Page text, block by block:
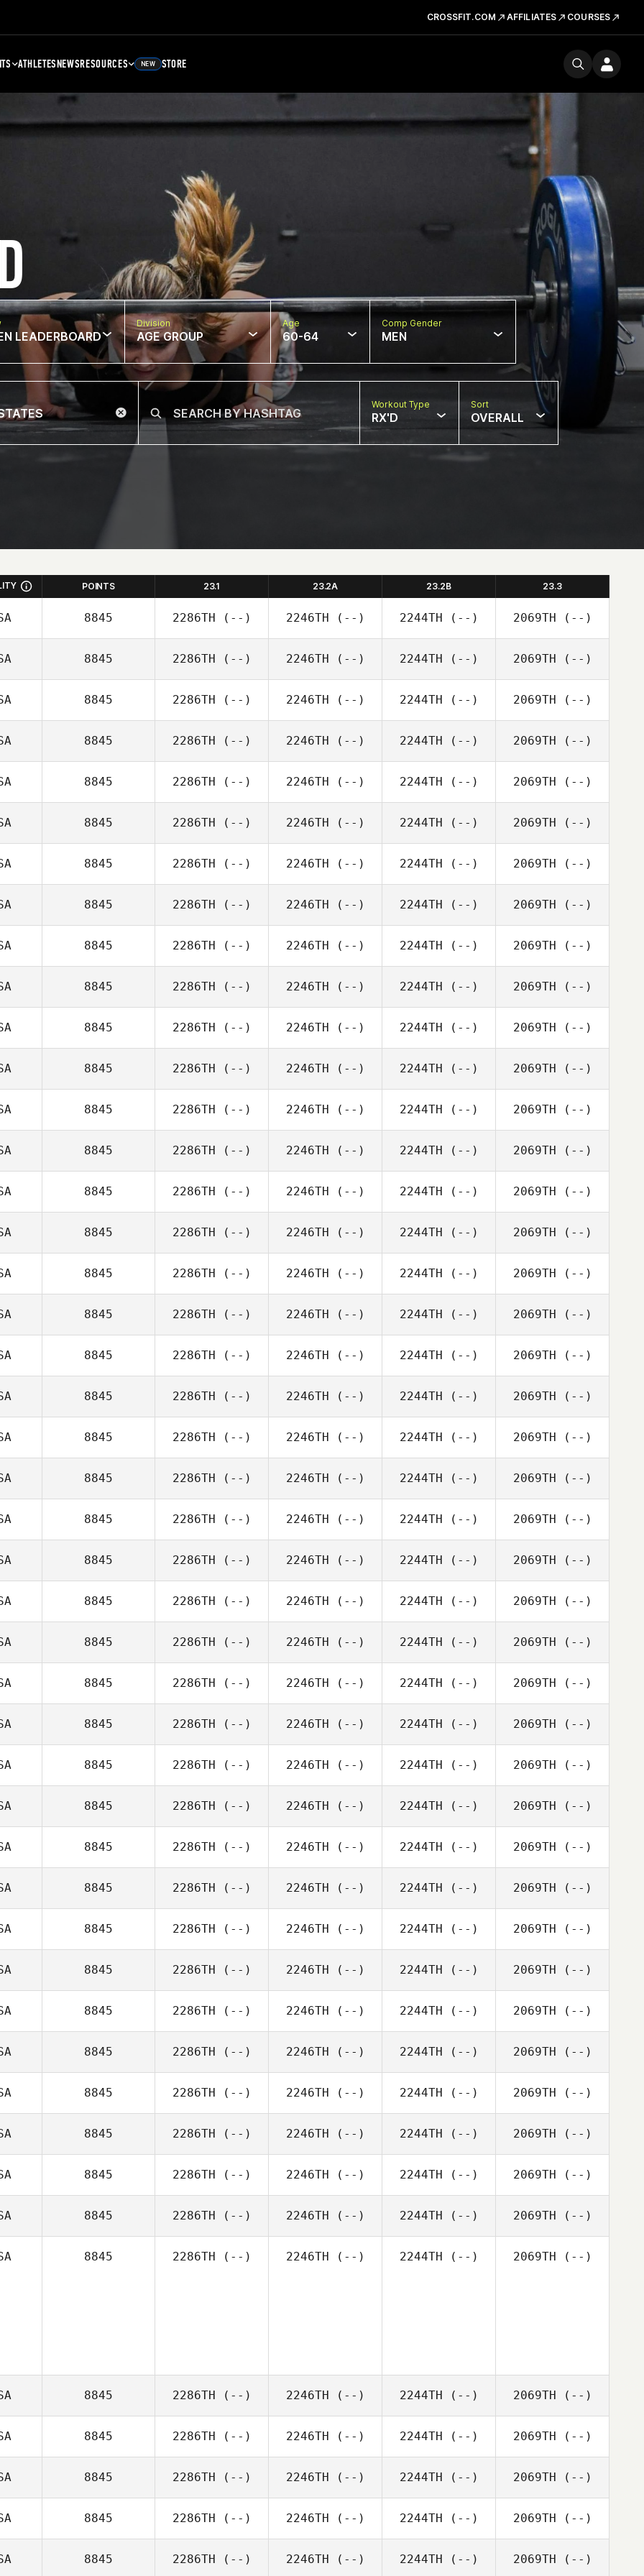
CROSSFIT.COM AFFILIATES COURSES
ATHLETESNEWSRESOURCES NEW STORE
LEADERBOARD
Division
AGE GROUP
Age
60-64
Comp Gender
MEN
Workout Type
RX'D
Sort
OVERALL
POINTS 23.1 23.2A 23.2B 23.3
8845 2286TH (--) 2246TH (--) 2244TH (--) 2069TH (--)
8845 2286TH (--) 2246TH (--) 2244TH (--) 2069TH (--)
8845 2286TH (--) 2246TH (--) 2244TH (--) 2069TH (--)
8845 2286TH (--) 2246TH (--) 2244TH (--) 2069TH (--)
8845 2286TH (--) 2246TH (--) 2244TH (--) 2069TH (--)
8845 2286TH (--) 2246TH (--) 2244TH (--) 2069TH (--)
8845 2286TH (--) 2246TH (--) 2244TH (--) 2069TH (--)
8845 2286TH (--) 2246TH (--) 2244TH (--) 2069TH (--)
8845 2286TH (--) 2246TH (--) 2244TH (--) 2069TH (--)
8845 2286TH (--) 2246TH (--) 2244TH (--) 2069TH (--)
8845 2286TH (--) 2246TH (--) 2244TH (--) 2069TH (--)
8845 2286TH (--) 2246TH (--) 2244TH (--) 2069TH (--)
8845 2286TH (--) 2246TH (--) 2244TH (--) 2069TH (--)
8845 2286TH (--) 2246TH (--) 2244TH (--) 2069TH (--)
8845 2286TH (--) 2246TH (--) 2244TH (--) 2069TH (--)
8845 2286TH (--) 2246TH (--) 2244TH (--) 2069TH (--)
8845 2286TH (--) 2246TH (--) 2244TH (--) 2069TH (--)
8845 2286TH (--) 2246TH (--) 2244TH (--) 2069TH (--)
8845 2286TH (--) 2246TH (--) 2244TH (--) 2069TH (--)
8845 2286TH (--) 2246TH (--) 2244TH (--) 2069TH (--)
8845 2286TH (--) 2246TH (--) 2244TH (--) 2069TH (--)
8845 2286TH (--) 2246TH (--) 2244TH (--) 2069TH (--)
8845 2286TH (--) 2246TH (--) 2244TH (--) 2069TH (--)
8845 2286TH (--) 2246TH (--) 2244TH (--) 2069TH (--)
8845 2286TH (--) 2246TH (--) 2244TH (--) 2069TH (--)
8845 2286TH (--) 2246TH (--) 2244TH (--) 2069TH (--)
8845 2286TH (--) 2246TH (--) 2244TH (--) 2069TH (--)
8845 2286TH (--) 2246TH (--) 2244TH (--) 2069TH (--)
8845 2286TH (--) 2246TH (--) 2244TH (--) 2069TH (--)
8845 2286TH (--) 2246TH (--) 2244TH (--) 2069TH (--)
8845 2286TH (--) 2246TH (--) 2244TH (--) 2069TH (--)
8845 2286TH (--) 2246TH (--) 2244TH (--) 2069TH (--)
8845 2286TH (--) 2246TH (--) 2244TH (--) 2069TH (--)
8845 2286TH (--) 2246TH (--) 2244TH (--) 2069TH (--)
8845 2286TH (--) 2246TH (--) 2244TH (--) 2069TH (--)
8845 2286TH (--) 2246TH (--) 2244TH (--) 2069TH (--)
8845 2286TH (--) 2246TH (--) 2244TH (--) 2069TH (--)
8845 2286TH (--) 2246TH (--) 2244TH (--) 2069TH (--)
8845 2286TH (--) 2246TH (--) 2244TH (--) 2069TH (--)
8845 2286TH (--) 2246TH (--) 2244TH (--) 2069TH (--)
8845 2286TH (--) 2246TH (--) 2244TH (--) 2069TH (--)
8845 2286TH (--) 2246TH (--) 2244TH (--) 2069TH (--)
8845 2286TH (--) 2246TH (--) 2244TH (--) 2069TH (--)
8845 2286TH (--) 2246TH (--) 2244TH (--) 2069TH (--)
8845 2286TH (--) 2246TH (--) 2244TH (--) 2069TH (--)
8845 2286TH (--) 2246TH (--) 2244TH (--) 2069TH (--)